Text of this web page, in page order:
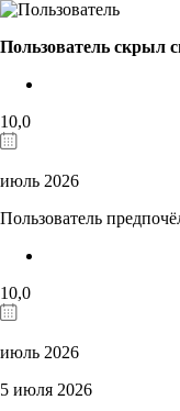
Пользователь скрыл
10,0
июль 2026
Пользователь
10,0
июль 2026
5 июля 2026